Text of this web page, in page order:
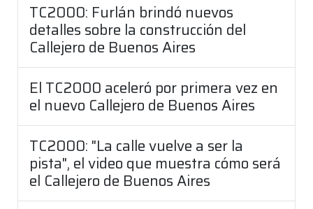
TC2000: Furlán brindó nuevos
detalles sobre la construcción del
Callejero de Buenos Aires
El TC2000 aceleró por primera vez en
el nuevo Callejero de Buenos Aires
TC2000: "La calle vuelve a ser la
pista", el video que muestra cómo será
el Callejero de Buenos Aires